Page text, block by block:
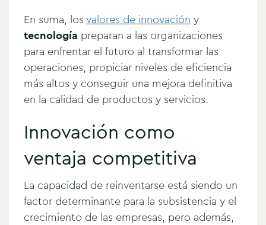
En suma, losvalores de innovación y
tecnología preparan a las organizaciones
para enfrentar el futuro al transformar las
operaciones, propiciar niveles de eficiencia
más altos y conseguir una mejora definitiva
en la calidad de productos y servicios.
Innovación como
ventaja competitiva
La capacidad de reinventarse está siendo un
factor determinante para la subsistencia y el
crecimiento de las empresas, pero además,